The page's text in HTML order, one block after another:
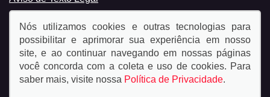
© Copyright 2026
Nós utilizamos cookies e outras tecnologias para
possibilitar e aprimorar sua experiência em nosso
site, e ao continuar navegando em nossas páginas
você concorda com a coleta e uso de cookies. Para
saber mais, visite nossa Política de Privacidade.